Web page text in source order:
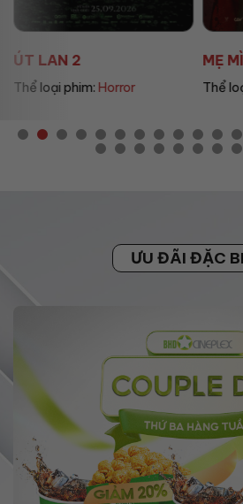
ÚT LAN 2
Thể loại phim: Horror
MẸ
Thể
ƯU ĐÃI ĐẶC